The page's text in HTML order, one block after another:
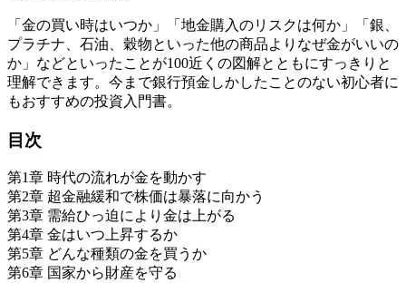
「金の買い時はいつか」「地金購入のリスクは何か」「銀、
プラチナ、石油、穀物といった他の商品よりなぜ金がいいの
か」などといったことが100近くの図解とともにすっきりと
理解できます。今まで銀行預金しかしたことのない初心者に
もおすすめの投資入門書。
目次
第1章 時代の流れが金を動かす
第2章 超金融緩和で株価は暴落に向かう
第3章 需給ひっ迫により金は上がる
第4章 金はいつ上昇するか
第5章 どんな種類の金を買うか
第6章 国家から財産を守る